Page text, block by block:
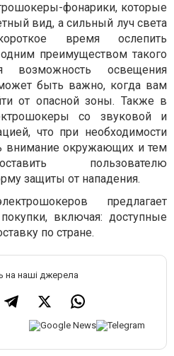
фонарики, которые
вид, а сильный луч света
время ослепить
преимуществом такого
возможность освещения
быть важно, когда вам
от опасной зоны. Также в
со звуковой и
что при необходимости
внимание окружающих и тем
пользователю
защиты от нападения.
предлагает
включая: доступные
по стране.
на наші джерела